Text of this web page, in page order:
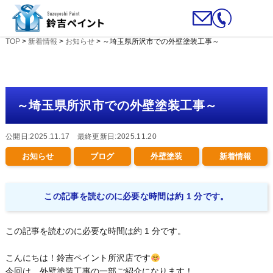
TOP> 新着情報 > お知らせ> ～埼玉県所沢市での外壁塗装工事～
～埼玉県所沢市での外壁塗装工事～
公開日:2025.11.17 最終更新日:2025.11.20
お知らせ ブログ 外壁塗装 新着情報
この記事を読むのに必要な時間は約 1 分です。
この記事を読むのに必要な時間は約 1 分です。
こんにちは！鈴吉ペイント所沢店です